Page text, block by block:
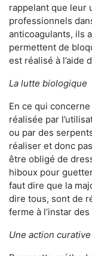
rappelant que leur
professionnels
anticoagulants, ils
permettent de
est réalisé à l’aide
La lutte biologique
En ce qui concerne
réalisée par
ou par des
réaliser et donc
être obligé de
hiboux pour
faut dire que la
dire tous, sont de
ferme à l’instar
Une action